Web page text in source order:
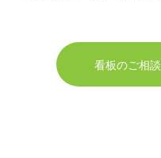
看板のご相